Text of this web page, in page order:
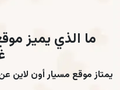
ما الذي يميز
يمتاز موقع مسيار أون لاين عن